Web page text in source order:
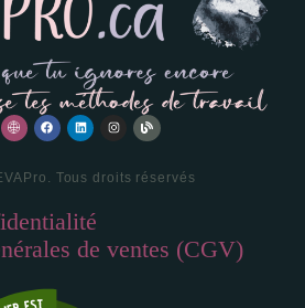
Tous droits réservés
de ventes (CGV)